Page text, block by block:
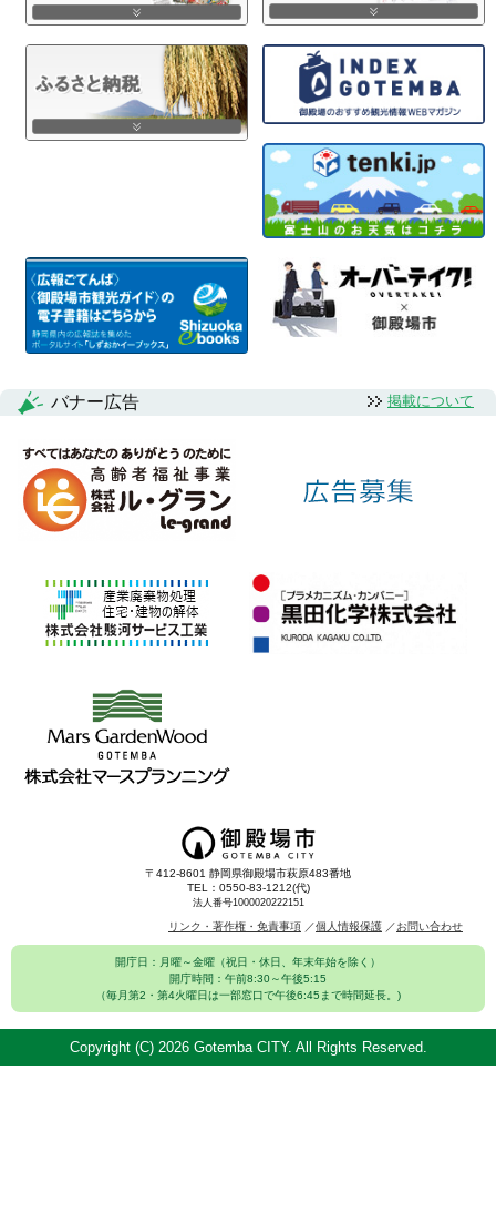
バナー広告 掲載について
〒412-8601 静岡県御殿場市萩原483番地
TEL：0550-83-1212(代)
法人番号1000020222151
リンク・著作権・免責事項 個人情報保護 お問い合わせ
開庁日：月曜～金曜（祝日・休日、年末年始を除く）
開庁時間：午前8:30～午後5:15
（毎月第2・第4火曜日は一部窓口で午後6:45まで時間延長。)
Copyright (C) 2026 Gotemba CITY. All Rights Reserved.